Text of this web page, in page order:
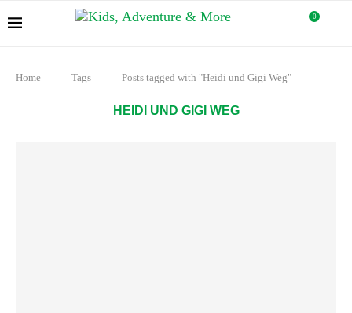
0
Home Tags Posts tagged with "Heidi und Gigi Weg"
HEIDI UND GIGI WEG